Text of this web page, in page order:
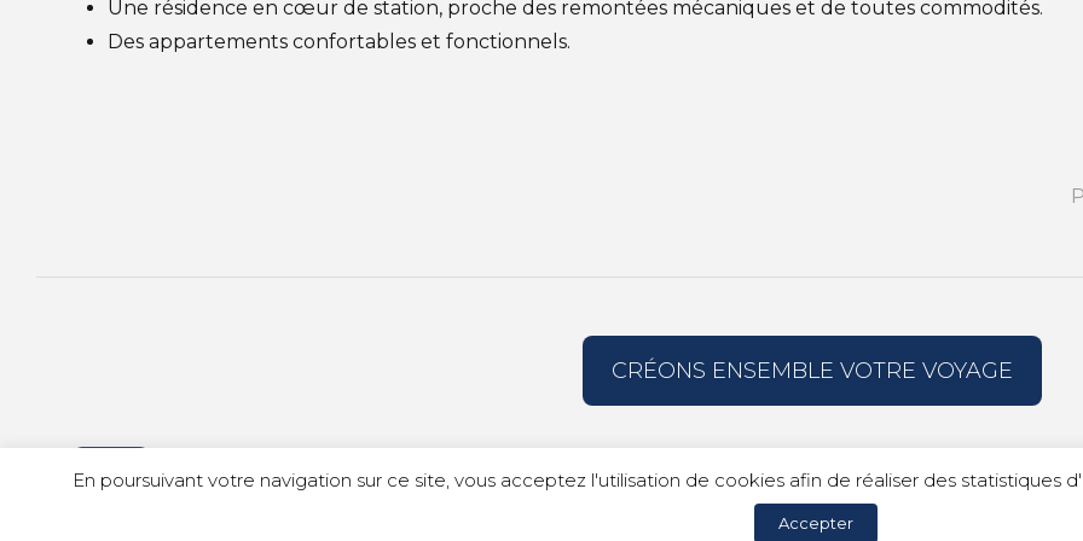
Une résidence en cœur de station, proche des remontées mécaniques et de toutes commodités.
Des appartements confortables et fonctionnels.
CRÉONS ENSEMBLE VOTRE VOYAGE
SKI RÉSIDENCE LES TERRASSES D'AZUR - ALPES - DOMAINE
BLANC - ISOLA 2000
SKI RÉSIDENCE LE PIC DE
En poursuivant votre navigation sur ce site, vous acceptez l'utilisation de cookies afin de réaliser des statistiques
Accepter